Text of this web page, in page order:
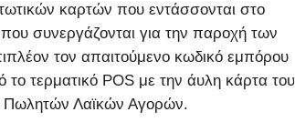
καρτών που εντάσσονται στο
συνεργάζονται για την παροχή των
τον απαιτούμενο κωδικό εμπόρου
τερματικό POS με την άυλη κάρτα του
Πωλητών Λαϊκών Αγορών.